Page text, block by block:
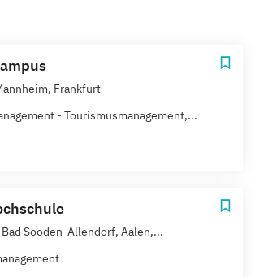
Frankfurt
- Tourismusmanagement,...
Sooden-Allendorf, Aalen,...